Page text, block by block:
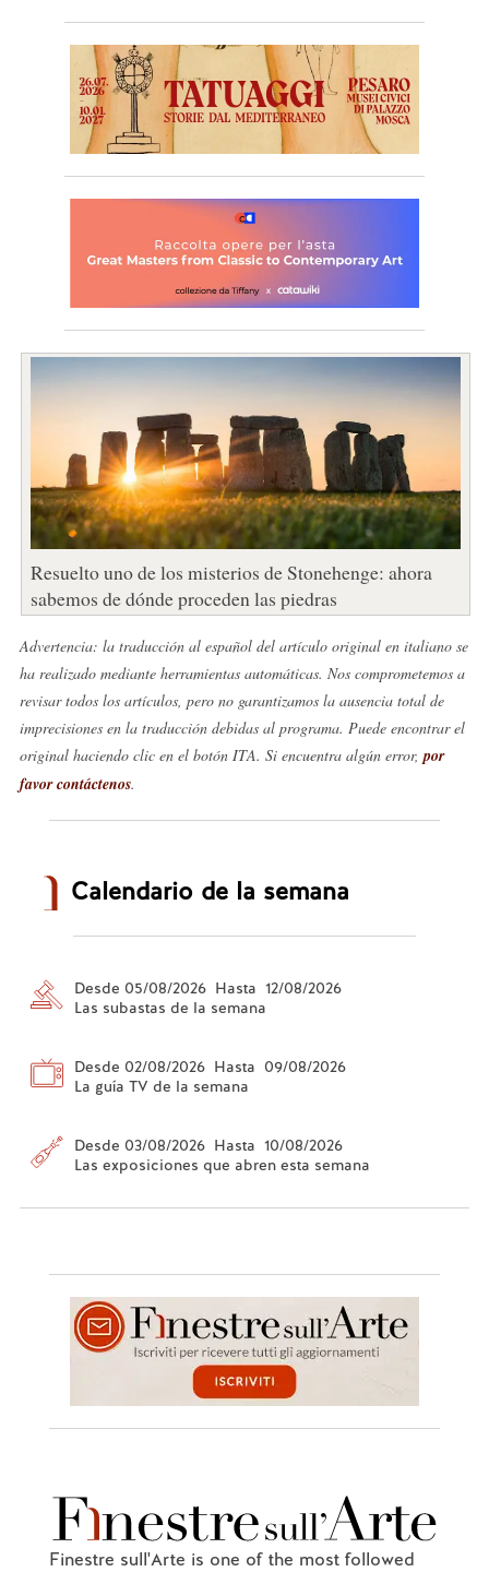
Resuelto uno de los misterios de Stonehenge: ahora
sabemos de dónde proceden las piedras
Advertencia: la traducción al español del artículo original en italiano se
ha realizado mediante herramientas automáticas. Nos comprometemos a
revisar todos los artículos, pero no garantizamos la ausencia total de
imprecisiones en la traducción debidas al programa. Puede encontrar el
original haciendo clic en el botón ITA. Si encuentra algún error, por
favor contáctenos.
Calendario de la semana
Desde 05/08/2026 Hasta 12/08/2026
Las subastas de la semana
Desde 02/08/2026 Hasta 09/08/2026
La guía TV de la semana
Desde 03/08/2026 Hasta 10/08/2026
Las exposiciones que abren esta semana
Finestre sull'Arte is one of the most followed